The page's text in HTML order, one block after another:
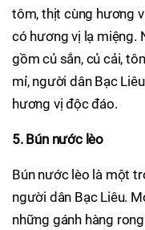
tôm, thịt cùng hương
có hương vị lạ miệng.
gồm củ sắn, củ cải,
mỉ, người dân Bạc
hương vị độc đáo.
5. Bún nước lèo
Bún nước lèo là một
người dân Bạc Liêu.
những gánh hàng